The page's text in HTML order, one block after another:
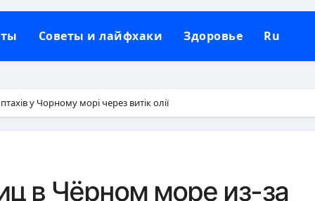
взгляд на природу зла в человеке
от негатива: полный практический гайд
механизм психики и тела
черты лица, региональные различия и этническая
Советы и лайфхаки Здоровье Ru
у Чорному морі через витік олії
в Чёрном море из-за